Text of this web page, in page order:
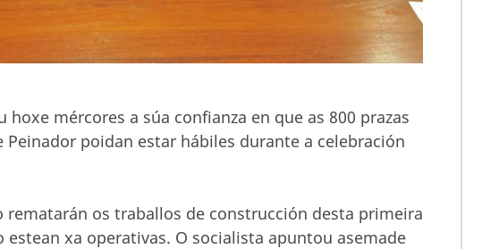
mércores a súa confianza en que as 800 prazas
poidan estar hábiles durante a celebración
rematarán os traballos de construcción desta primeira
xa operativas. O socialista apuntou asemade